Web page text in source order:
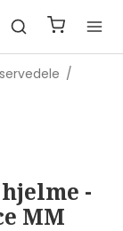
/
-
MM